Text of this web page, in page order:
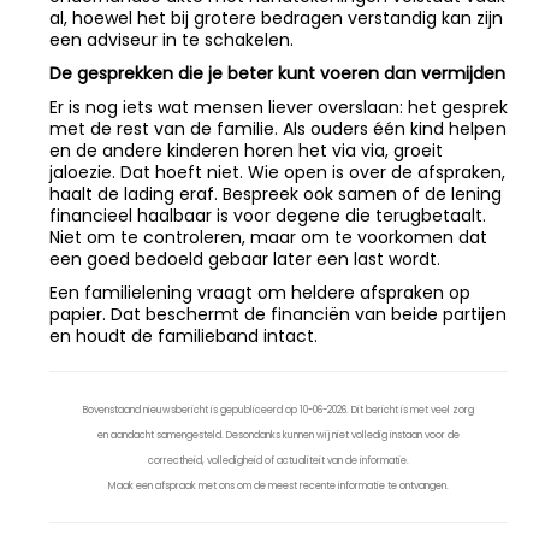
al, hoewel het bij grotere bedragen verstandig kan zijn
een adviseur in te schakelen.
De gesprekken die je beter kunt voeren dan vermijden
Er is nog iets wat mensen liever overslaan: het gesprek
met de rest van de familie. Als ouders één kind helpen
en de andere kinderen horen het via via, groeit
jaloezie. Dat hoeft niet. Wie open is over de afspraken,
haalt de lading eraf. Bespreek ook samen of de lening
financieel haalbaar is voor degene die terugbetaalt.
Niet om te controleren, maar om te voorkomen dat
een goed bedoeld gebaar later een last wordt.
Een familielening vraagt om heldere afspraken op
papier. Dat beschermt de financiën van beide partijen
en houdt de familieband intact.
Bovenstaand nieuwsbericht is gepubliceerd op 10-06-2026. Dit bericht is met veel zorg
en aandacht samengesteld. Desondanks kunnen wij niet volledig instaan voor de
correctheid, volledigheid of actualiteit van de informatie.
Maak een afspraak met ons om de meest recente informatie te ontvangen.